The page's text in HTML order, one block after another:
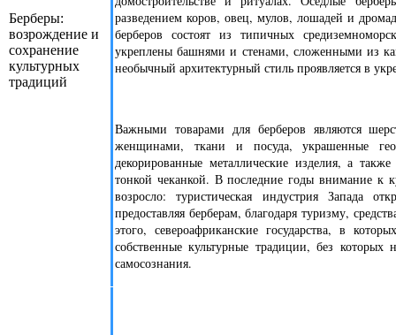
Берберы:
возрождение и
сохранение
культурных
традиций
разведением коров, овец, мулов, лошадей и
берберов состоят из типичных
укреплены башнями и стенами, сложенными из
необычный архитектурный стиль проявляется в
Важными товарами для берберов являются
женщинами, ткани и посуда, украшенные
декорированные металлические изделия, а
тонкой чеканкой. В последние годы внимание к
возросло: туристическая индустрия Запада
предоставляя берберам, благодаря туризму,
этого, североафриканские государства, в
собственные культурные традиции, без которых
самосознания.